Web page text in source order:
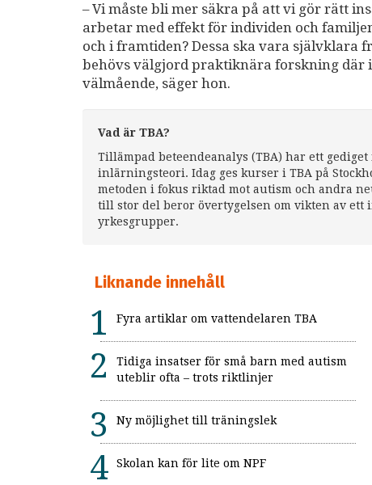
– Vi måste bli mer säkra på att vi gör rätt
arbetar med effekt för individen och
och i framtiden? Dessa ska vara självklara
behövs välgjord praktiknära forskning där
välmående, säger hon.
Vad är TBA?
Tillämpad beteendeanalys (TBA) har ett
inlärningsteori. Idag ges kurser i TBA på
metoden i fokus riktad mot autism och andra
till stor del beror övertygelsen om vikten av
yrkesgrupper.
Liknande innehåll
Fyra artiklar om vattendelaren TBA
Tidiga insatser för små barn med autism
uteblir ofta – trots riktlinjer
Ny möjlighet till träningslek
Skolan kan för lite om NPF